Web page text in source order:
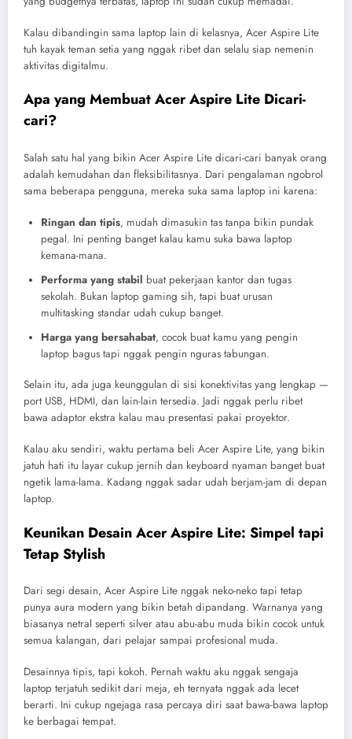
Kalau dibandingin sama laptop lain di kelasnya, Acer Aspire Lite
tuh kayak teman setia yang nggak ribet dan selalu siap nemenin
aktivitas digitalmu.
Apa yang Membuat Acer Aspire Lite Dicari-
cari?
Salah satu hal yang bikin Acer Aspire Lite dicari-cari banyak orang
adalah kemudahan dan fleksibilitasnya. Dari pengalaman ngobrol
sama beberapa pengguna, mereka suka sama laptop ini karena:
Ringan dan tipis, mudah dimasukin tas tanpa bikin pundak
pegal. Ini penting banget kalau kamu suka bawa laptop
kemana-mana.
Performa yang stabil buat pekerjaan kantor dan tugas
sekolah. Bukan laptop gaming sih, tapi buat urusan
multitasking standar udah cukup banget.
Harga yang bersahabat, cocok buat kamu yang pengin
laptop bagus tapi nggak pengin nguras tabungan.
Selain itu, ada juga keunggulan di sisi konektivitas yang lengkap —
port USB, HDMI, dan lain-lain tersedia. Jadi nggak perlu ribet
bawa adaptor ekstra kalau mau presentasi pakai proyektor.
Kalau aku sendiri, waktu pertama beli Acer Aspire Lite, yang bikin
jatuh hati itu layar cukup jernih dan keyboard nyaman banget buat
ngetik lama-lama. Kadang nggak sadar udah berjam-jam di depan
laptop.
Keunikan Desain Acer Aspire Lite: Simpel tapi
Tetap Stylish
Dari segi desain, Acer Aspire Lite nggak neko-neko tapi tetap
punya aura modern yang bikin betah dipandang. Warnanya yang
biasanya netral seperti silver atau abu-abu muda bikin cocok untuk
semua kalangan, dari pelajar sampai profesional muda.
Desainnya tipis, tapi kokoh. Pernah waktu aku nggak sengaja
laptop terjatuh sedikit dari meja, eh ternyata nggak ada lecet
berarti. Ini cukup ngejaga rasa percaya diri saat bawa-bawa laptop
ke berbagai tempat.